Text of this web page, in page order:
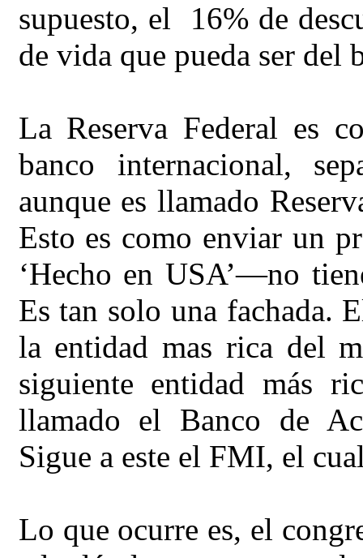
supuesto, el 16% de
de vida que pueda ser del
La Reserva Federal es
banco internacional,
aunque es llamado
Esto es como enviar un
‘Hecho en USA’—no
Es tan solo una fachada.
la entidad mas rica del
siguiente entidad más
llamado el Banco de
Sigue a este el FMI, el
Lo que ocurre es, el